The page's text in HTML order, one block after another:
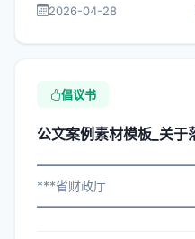
为深入贯彻落实习近平总书
2026-04-28
倡议书
公文案例素材模板_关于
***省财政厅